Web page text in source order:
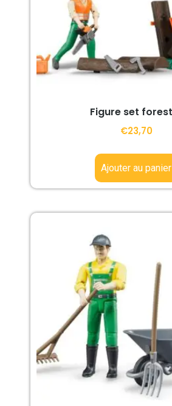
Figure set
€23,70
Ajouter au panier